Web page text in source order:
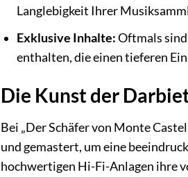
Langlebigkeit Ihrer
Exklusive Inhalte:Oftmals
enthalten, die einen tieferen
Die Kunst der
Bei „Der Schäfer von Monte
und gemastert, um eine
hochwertigen Hi-Fi-Anlagen ihre